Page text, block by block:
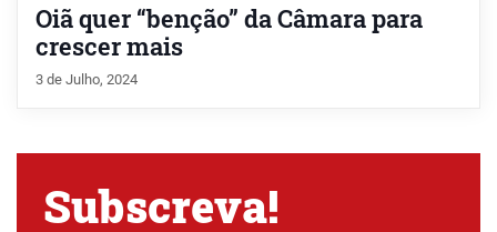
Oiã quer “benção” da Câmara para
crescer mais
3 de Julho, 2024
Subscreva!